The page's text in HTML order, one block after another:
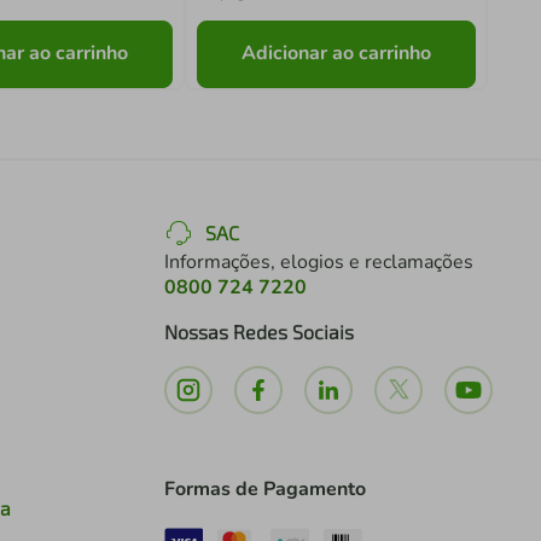
ao carrinho Adicionar ao carrinho
SAC
Informações, elogios e reclamações
0800 724 7220
Nossas Redes Sociais
Formas de Pagamento